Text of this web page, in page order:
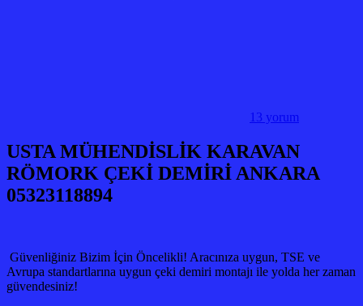
13 yorum
USTA MÜHENDİSLİK KARAVAN
RÖMORK ÇEKİ DEMİRİ ANKARA
05323118894
Güvenliğiniz Bizim İçin Öncelikli! Aracınıza uygun, TSE ve
Avrupa standartlarına uygun çeki demiri montajı ile yolda her zaman
güvendesiniz!